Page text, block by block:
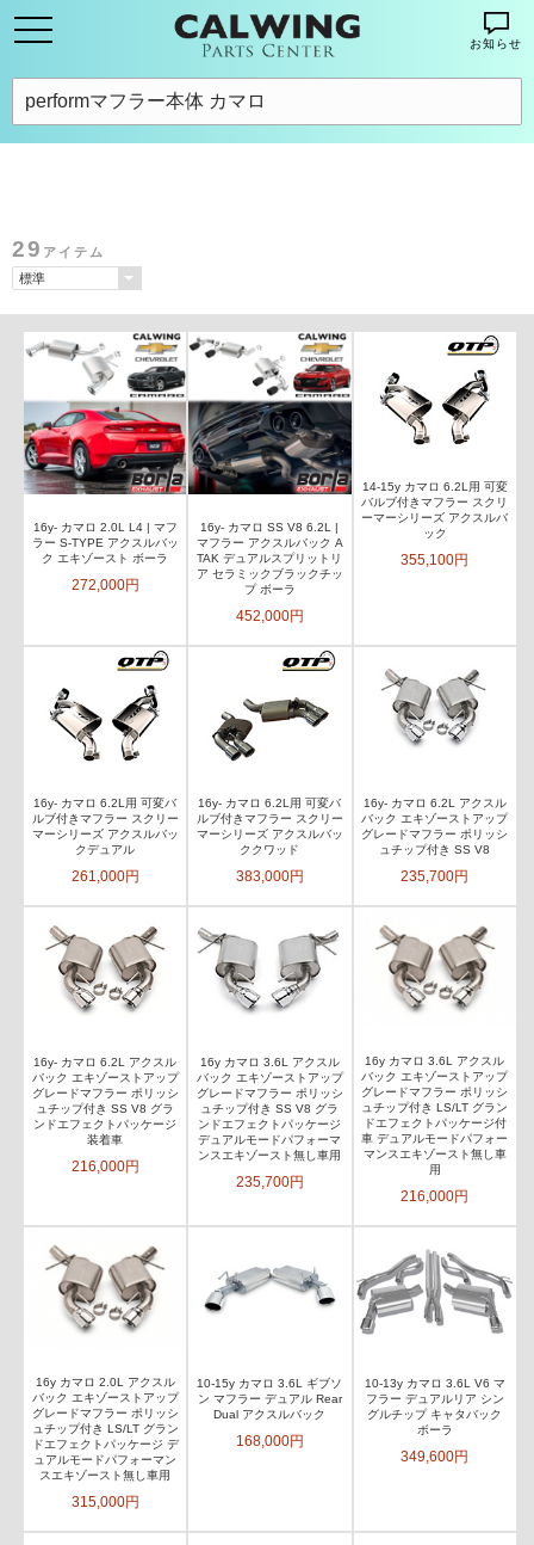
お知らせ
29 アイテム
16y- カマロ 2.0L L4 | マフ
ラー S-TYPE アクスルバッ
ク エキゾースト ボーラ
272,000円
16y- カマロ SS V8 6.2L |
マフラー アクスルバック A
TAK デュアルスプリットリ
ア セラミックブラックチッ
プ ボーラ
452,000円
14-15y カマロ 6.2L用 可変
バルブ付きマフラー スクリ
ーマーシリーズ アクスルバ
ック
355,100円
16y- カマロ 6.2L用 可変バ
ルブ付きマフラー スクリー
マーシリーズ アクスルバッ
クデュアル
261,000円
16y- カマロ 6.2L用 可変バ
ルブ付きマフラー スクリー
マーシリーズ アクスルバッ
ククワッド
383,000円
16y- カマロ 6.2L アクスル
バック エキゾーストアップ
グレードマフラー ポリッシ
ュチップ付き SS V8
235,700円
16y- カマロ 6.2L アクスル
バック エキゾーストアップ
グレードマフラー ポリッシ
ュチップ付き SS V8 グラ
ンドエフェクトパッケージ
装着車
216,000円
16y カマロ 3.6L アクスル
バック エキゾーストアップ
グレードマフラー ポリッシ
ュチップ付き SS V8 グラ
ンドエフェクトパッケージ
デュアルモードパフォーマ
ンスエキゾースト無し車用
235,700円
16y カマロ 3.6L アクスル
バック エキゾーストアップ
グレードマフラー ポリッシ
ュチップ付き LS/LT グラン
ドエフェクトパッケージ付
車 デュアルモードパフォー
マンスエキゾースト無し車
用
216,000円
16y カマロ 2.0L アクスル
バック エキゾーストアップ
グレードマフラー ポリッシ
ュチップ付き LS/LT グラン
ドエフェクトパッケージ デ
ュアルモードパフォーマン
スエキゾースト無し車用
315,000円
10-15y カマロ 3.6L ギブソ
ン マフラー デュアル Rear
Dual アクスルバック
168,000円
10-13y カマロ 3.6L V6 マ
フラー デュアルリア シン
グルチップ キャタバック
ボーラ
349,600円